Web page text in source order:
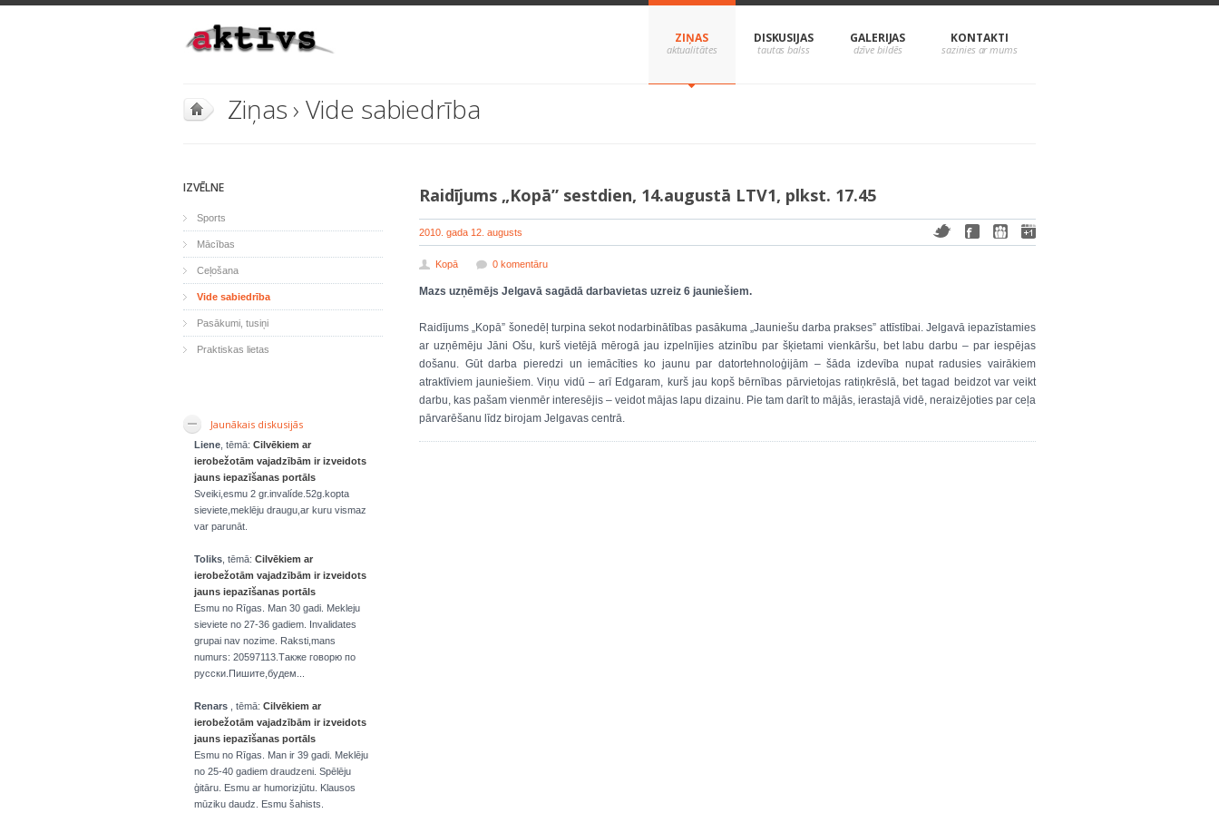
ZIŅAS DISKUSIJAS GALERIJAS KONTAKTI
Ziņas›Vide sabiedrība
Raidījums „Kopā” sestdien, 14.augustā LTV1, plkst. 17.45
2010. gada 12. augusts
Kopā 0 komentāru
Mazs uzņēmējs Jelgavā sagādā darbavietas uzreiz 6 jauniešiem.
Raidījums „Kopā” šonedēļ turpina sekot nodarbinātības pasākuma „Jauniešu darba prakses” attīstībai. Jelgavā iepazīstamies
ar uzņēmēju Jāni Ošu, kurš vietējā mērogā jau izpelnījies atzinību par šķietami vienkāršu, bet labu darbu – par iespējas
došanu. Gūt darba pieredzi un iemācīties ko jaunu par datortehnoloģijām – šāda izdevība nupat radusies vairākiem
atraktīviem jauniešiem. Viņu vidū – arī Edgaram, kurš jau kopš bērnības pārvietojas ratiņkrēslā, bet tagad beidzot var veikt
darbu, kas pašam vienmēr interesējis – veidot mājas lapu dizainu. Pie tam darīt to mājās, ierastajā vidē, neraizējoties par ceļa
pārvarēšanu līdz birojam Jelgavas centrā.
IZVĒLNE
Sports
Mācības
Ceļošana
Vide sabiedrība
Pasākumi, tusiņi
Praktiskas lietas
Jaunākais diskusijās
Liene , tēmā: Cilvēkiem ar
ierobežotām vajadzībām ir izveidots
jauns iepazīšanas portāls
Sveiki,esmu 2 gr.invalíde.52g.kopta
sieviete,meklēju draugu,ar kuru vismaz
var parunāt.
Toliks , tēmā: Cilvēkiem ar
ierobežotām vajadzībām ir izveidots
jauns iepazīšanas portāls
Esmu no Rīgas. Man 30 gadi. Mekleju
sieviete no 27-36 gadiem. Invalidates
grupai nav nozime. Raksti,mans
numurs: 20597113.Также говорю по
русски.Пишите,будем...
Renars , tēmā: Cilvēkiem ar
ierobežotām vajadzībām ir izveidots
jauns iepazīšanas portāls
Esmu no Rīgas. Man ir 39 gadi. Meklēju
no 25-40 gadiem draudzeni. Spēlēju
ģitāru. Esmu ar humorizjūtu. Klausos
mūziku daudz. Esmu šahists.